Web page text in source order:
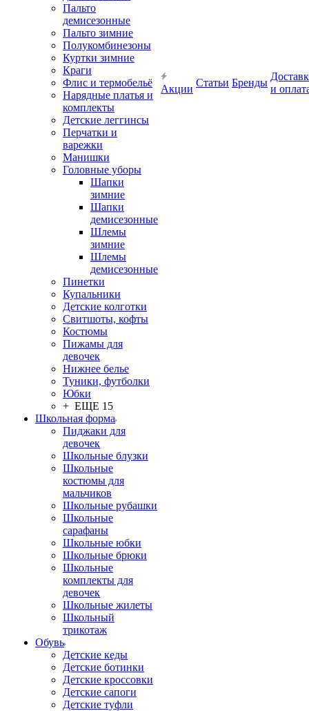
Пальто
демисезонные
Пальто зимние
Полукомбинезоны
Куртки зимние
Краги
Флис и термобельё
Нарядные платья и
комплекты
Детские леггинсы
Перчатки и
варежки
Манишки
Головные уборы
Шапки
зимние
Шапки
демисезонные
Шлемы
зимние
Шлемы
демисезонные
Пинетки
Купальники
Детские колготки
Свитшоты, кофты
Костюмы
Пижамы для
девочек
Нижнее белье
Туники, футболки
Юбки
+ ЕЩЕ 15
Школьная форма
Пиджаки для
девочек
Школьные блузки
Школьные
костюмы для
мальчиков
Школьные рубашки
Школьные
сарафаны
Школьные юбки
Школьные брюки
Школьные
комплекты для
девочек
Школьные жилеты
Школьный
трикотаж
Обувь
Детские кеды
Детские ботинки
Детские кроссовки
Детские сапоги
Детские туфли
Акции
Статьи Бренды
и